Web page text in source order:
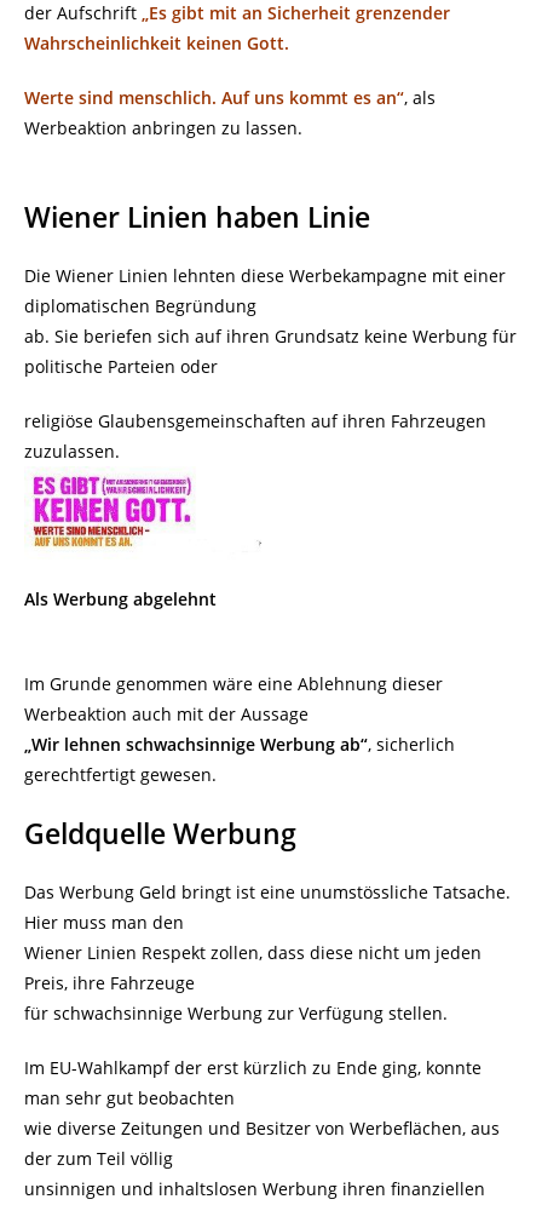
der Aufschrift „Es gibt mit an Sicherheit grenzender
Wahrscheinlichkeit keinen Gott.
Werte sind menschlich. Auf uns kommt es an“, als
Werbeaktion anbringen zu lassen.
Wiener Linien haben Linie
Die Wiener Linien lehnten diese Werbekampagne mit einer
diplomatischen Begründung
ab. Sie beriefen sich auf ihren Grundsatz keine Werbung für
politische Parteien oder
religiöse Glaubensgemeinschaften auf ihren Fahrzeugen
zuzulassen.
Als Werbung abgelehnt
Im Grunde genommen wäre eine Ablehnung dieser
Werbeaktion auch mit der Aussage
„Wir lehnen schwachsinnige Werbung ab“, sicherlich
gerechtfertigt gewesen.
Geldquelle Werbung
Das Werbung Geld bringt ist eine unumstössliche Tatsache.
Hier muss man den
Wiener Linien Respekt zollen, dass diese nicht um jeden
Preis, ihre Fahrzeuge
für schwachsinnige Werbung zur Verfügung stellen.
Im EU-Wahlkampf der erst kürzlich zu Ende ging, konnte
man sehr gut beobachten
wie diverse Zeitungen und Besitzer von Werbeflächen, aus
der zum Teil völlig
unsinnigen und inhaltslosen Werbung ihren finanziellen